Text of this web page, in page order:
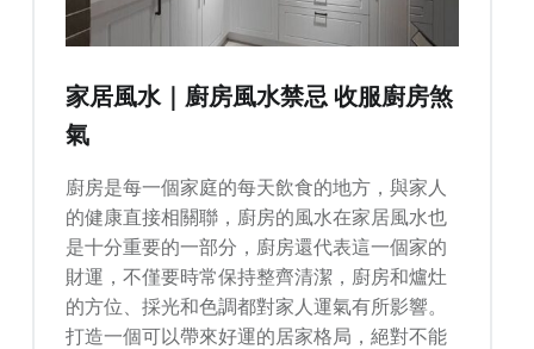
家居風水｜廚房風水禁忌 收服廚房煞
氣
廚房是每一個家庭的每天飲食的地方，與家人
的健康直接相關聯，廚房的風水在家居風水也
是十分重要的一部分，廚房還代表這一個家的
財運，不僅要時常保持整齊清潔，廚房和爐灶
的方位、採光和色調都對家人運氣有所影響。
打造一個可以帶來好運的居家格局，絕對不能